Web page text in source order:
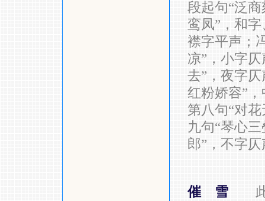
段起句“泛
鸾凤”，和
襟字平声；
凉”，小字
去”，夜字
红粉娇容”
第八句“对
九句“琴心
郎”，不字
催 雪